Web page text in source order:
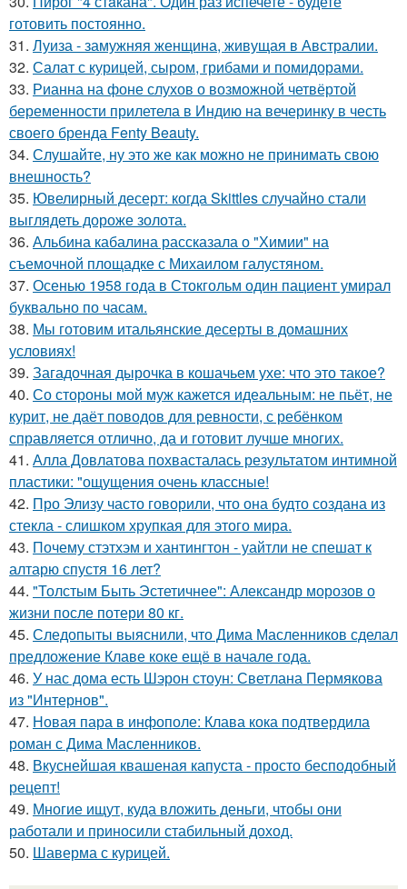
готовить постоянно.
31. Луиза - замужняя женщина, живущая в Австралии.
32. Салат с курицей, сыром, грибами и помидорами.
33. Рианна на фоне слухов о возможной четвёртой
беременности прилетела в Индию на вечеринку в честь
своего бренда Fenty Beauty.
34. Слушайте, ну это же как можно не принимать свою
внешность?
35. Ювелирный десерт: когда Skittles случайно стали
выглядеть дороже золота.
36. Альбина кабалина рассказала о "Химии" на
съемочной площадке с Михаилом галустяном.
37. Осенью 1958 года в Стокгольм один пациент умирал
буквально по часам.
38. Мы готовим итальянские десерты в домашних
условиях!
39. Загадочная дырочка в кошачьем ухе: что это такое?
40. Со стороны мой муж кажется идеальным: не пьёт, не
курит, не даёт поводов для ревности, с ребёнком
справляется отлично, да и готовит лучше многих.
41. Алла Довлатова похвасталась результатом интимной
пластики: "ощущения очень классные!
42. Про Элизу часто говорили, что она будто создана из
стекла - слишком хрупкая для этого мира.
43. Почему стэтхэм и хантингтон - уайтли не спешат к
алтарю спустя 16 лет?
44. "Толстым Быть Эстетичнее": Александр морозов о
жизни после потери 80 кг.
45. Следопыты выяснили, что Дима Масленников сделал
предложение Клаве коке ещё в начале года.
46. У нас дома есть Шэрон стоун: Светлана Пермякова
из "Интернов".
47. Новая пара в инфополе: Клава кока подтвердила
роман с Дима Масленников.
48. Вкуснейшая квашеная капуста - просто бесподобный
рецепт!
49. Многие ищут, куда вложить деньги, чтобы они
работали и приносили стабильный доход.
50. Шаверма с курицей.